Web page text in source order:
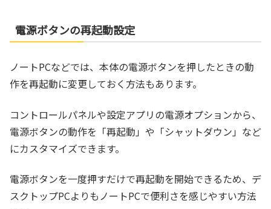
電源ボタンの再起動設定
ノートPCなどでは、本体の電源ボタンを押したときの動
作を再起動に変更しておく方法もあります。
コントロールパネルや設定アプリの電源オプションから、
電源ボタンの動作を「再起動」や「シャットダウン」など
にカスタマイズできます。
電源ボタンを一度押すだけで再起動を開始できるため、デ
スクトップPCよりもノートPCで便利さを感じやすい方法